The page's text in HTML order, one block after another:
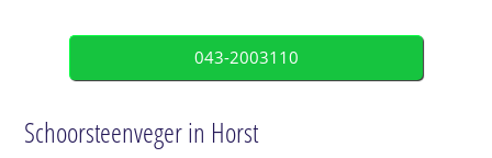
043-2003110
Schoorsteenveger in Horst